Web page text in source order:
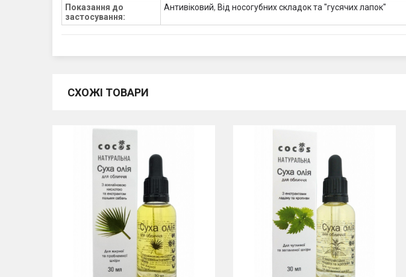
Показання до
застосування:
Антивіковий, Від носогубних складок та "гусячих лапок"
СХОЖІ ТОВАРИ